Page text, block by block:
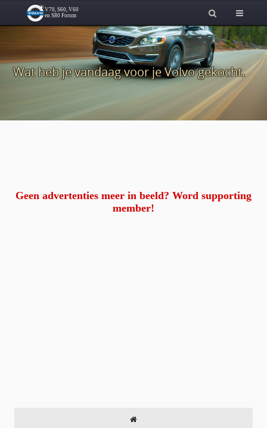
Wat heb je vandaag voor je Volvo gekocht.
Geen advertenties meer in beeld? Word supporting
member!